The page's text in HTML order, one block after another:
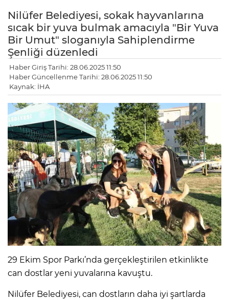
Nilüfer Belediyesi, sokak hayvanlarına
sıcak bir yuva bulmak amacıyla "Bir Yuva
Bir Umut" sloganıyla Sahiplendirme
Şenliği düzenledi
Haber Giriş Tarihi: 28.06.2025 11:50
Haber Güncellenme Tarihi: 28.06.2025 11:50
Kaynak: İHA
29 Ekim Spor Parkı’nda gerçekleştirilen etkinlikte
can dostlar yeni yuvalarına kavuştu.
Nilüfer Belediyesi, can dostların daha iyi şartlarda